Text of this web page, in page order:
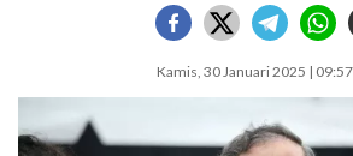
Kamis, 30 Januari 2025 |